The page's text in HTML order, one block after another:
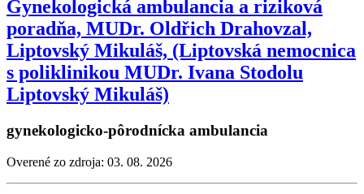
Gynekologická ambulancia a riziková
poradňa, MUDr. Oldřich Drahovzal,
Liptovský Mikuláš, (Liptovská nemocnica
s poliklinikou MUDr. Ivana Stodolu
Liptovský Mikuláš)
gynekologicko-pôrodnícka ambulancia
Overené zo zdroja: 03. 08. 2026